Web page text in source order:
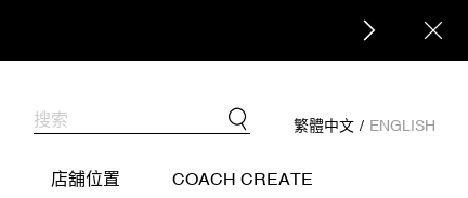
繁體中文 / ENGLISH
店舖位置 COACH CREATE